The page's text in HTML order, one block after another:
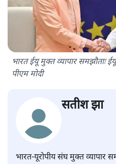
भारत ईयू मुक्त व्यापार समझौताः
पीएम मोदी
सतीश झा
भारत-यूरोपीय संघ मुक्त व्यापार